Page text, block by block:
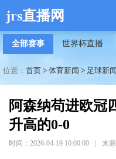
jrs直播网
全部赛事 世界杯直播
位置： 首页 > 体育新闻 > 足球新闻
阿森纳苟进欧冠
升高的0-0
时间：2026-04-19 10:00:00 来